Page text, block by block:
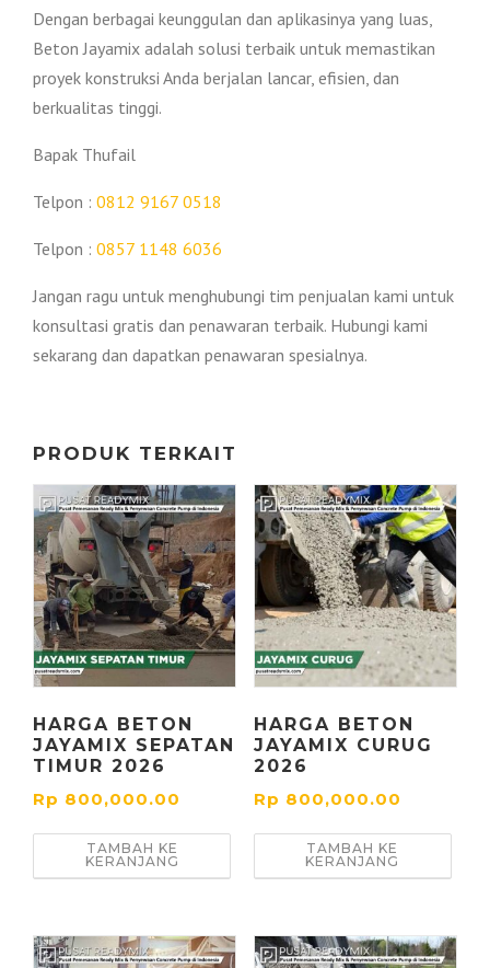
Dengan berbagai keunggulan dan aplikasinya yang luas,
Beton Jayamix adalah solusi terbaik untuk memastikan
proyek konstruksi Anda berjalan lancar, efisien, dan
berkualitas tinggi.
Bapak Thufail
Telpon : 0812 9167 0518
Telpon : 0857 1148 6036
Jangan ragu untuk menghubungi tim penjualan kami untuk
konsultasi gratis dan penawaran terbaik. Hubungi kami
sekarang dan dapatkan penawaran spesialnya.
PRODUK TERKAIT
HARGA BETON
JAYAMIX SEPATAN
TIMUR 2026
Rp 800,000.00
TAMBAH KE
KERANJANG
HARGA BETON
JAYAMIX CURUG
2026
Rp 800,000.00
TAMBAH KE
KERANJANG